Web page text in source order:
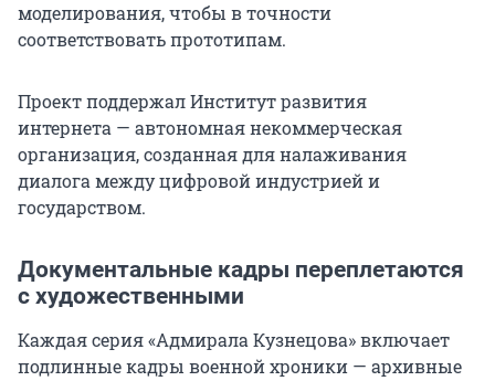
моделирования, чтобы в точности
соответствовать прототипам.
Проект поддержал Институт развития
интернета — автономная некоммерческая
организация, созданная для налаживания
диалога между цифровой индустрией и
государством.
Документальные кадры переплетаются
с художественными
Каждая серия «Адмирала Кузнецова» включает
подлинные кадры военной хроники — архивные